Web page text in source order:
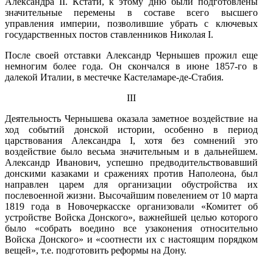
значительные перемены в составе всего высшего
управления империи, позволившие убрать с ключевых
государственных постов ставленников Николая I.
После своей отставки Александр Чернышев прожил еще
немногим более года. Он скончался в июне 1857-го в
далекой Италии, в местечке Кастеламаре-де-Стабия.
III
Деятельность Чернышева оказала заметное воздействие на
ход событий донской истории, особенно в период
царствования Александра I, хотя без сомнений это
воздействие было весьма значительным и в дальнейшем.
Александр Иванович, успешно предводительствовавший
донскими казаками и сражениях против Наполеона, был
направлен царем для организации обустройства их
послевоенной жизни. Высочайшим повелением от 10 марта
1819 года в Новочеркасске организовали «Комитет об
устройстве Войска Донского», важнейшей целью которого
было «собрать воедино все узаконения относительно
Войска Донского» и «соотнести их с настоящим порядком
вещей», т.е. подготовить реформы на Дону.